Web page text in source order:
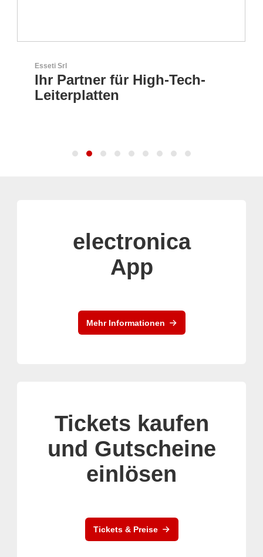
Esseti Srl
Ihr Partner für High-Tech-
Leiterplatten
electronica
App
Mehr Informationen
Tickets kaufen
und Gutscheine
einlösen
Tickets & Preise